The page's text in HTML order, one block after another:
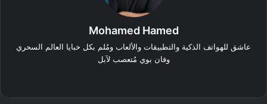
Mohamed Hamed
عاشق للهواتف الذكية والتطبيقات والألعاب ومُلم بكل خبايا العالم السحري
وفان بوي مُتعصب لآبل